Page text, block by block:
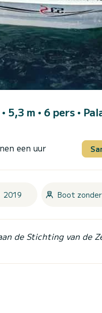
5,3 m • 6 pers •
een uur
2019 Boot
de Stichting van de